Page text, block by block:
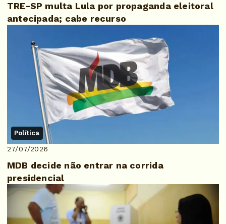
TRE-SP multa Lula por propaganda eleitoral
antecipada; cabe recurso
Política
27/07/2026
MDB decide não entrar na corrida
presidencial